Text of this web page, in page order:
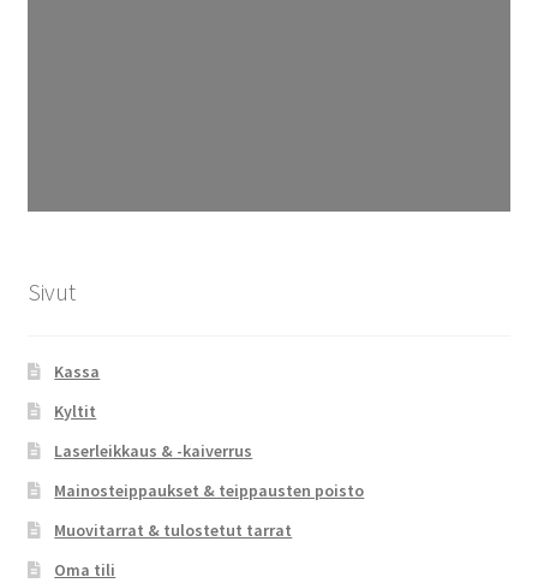
Sivut
Kassa
Kyltit
Laserleikkaus & -kaiverrus
Mainosteippaukset & teippausten poisto
Muovitarrat & tulostetut tarrat
Oma tili